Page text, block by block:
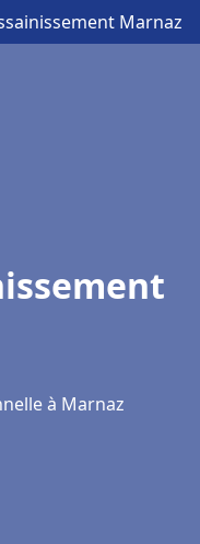
Marnaz
à Marnaz